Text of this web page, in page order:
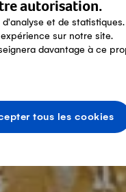
autorisation.
et de statistiques.
sur notre site.
davantage à ce
tous les cookies